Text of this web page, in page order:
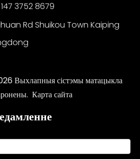
3752 8679
Rd Shuikou Town Kaiping
Выхлапныя сістэмы матацыкла
Карта сайта